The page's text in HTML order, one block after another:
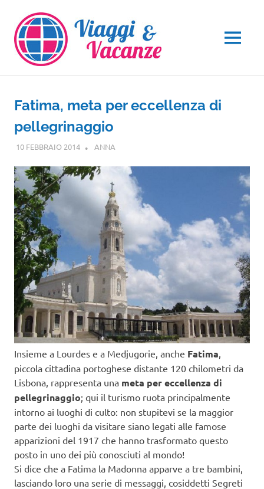
contenuto
MENU
Fatima, meta per eccellenza di
pellegrinaggio
10 FEBBRAIO 2014 ANNA
Insieme a Lourdes e a Medjugorie, anche Fatima
piccola cittadina portoghese distante 120 chilometri da
Lisbona, rappresenta una meta per eccellenza di
pellegrinaggio; qui il turismo ruota principalmente
intorno ai luoghi di culto: non stupitevi se la maggior
parte dei luoghi da visitare siano legati alle famose
apparizioni del 1917 che hanno trasformato questo
posto in uno dei più conosciuti al mondo!
Si dice che a Fatima la Madonna apparve a tre bambini,
lasciando loro una serie di messaggi, cosiddetti Segreti